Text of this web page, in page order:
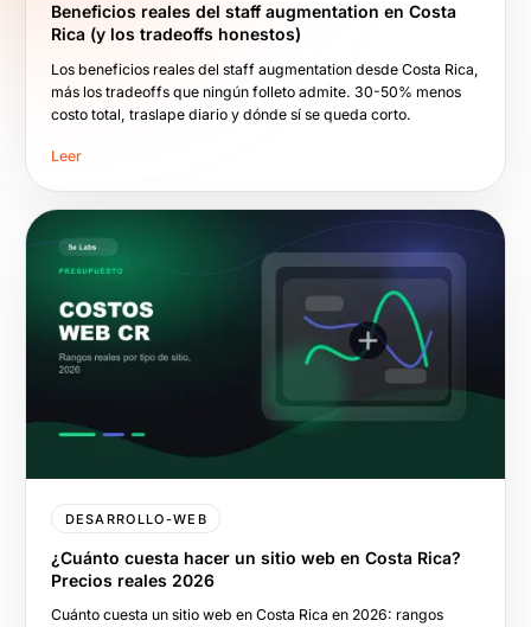
Beneficios reales del staff augmentation en Costa
Rica (y los tradeoffs honestos)
Los beneficios reales del staff augmentation desde Costa Rica,
más los tradeoffs que ningún folleto admite. 30-50% menos
costo total, traslape diario y dónde sí se queda corto.
Leer
DESARROLLO-WEB
¿Cuánto cuesta hacer un sitio web en Costa Rica?
Precios reales 2026
Cuánto cuesta un sitio web en Costa Rica en 2026: rangos